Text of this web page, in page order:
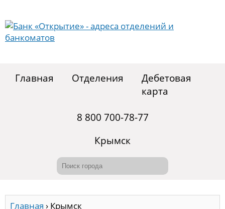
Главная Отделения
Дебетовая
карта
8 800 700-78-77
Крымск
Главная › Крымск